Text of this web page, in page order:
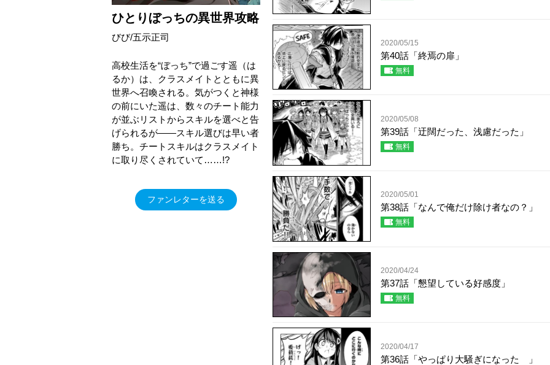
ひとりぼっちの異世界攻略
びび/五示正司
高校生活を“ぼっち”で過ごす遥（は
るか）は、クラスメイトとともに異
世界へ召喚される。気がつくと神様
の前にいた遥は、数々のチート能力
が並ぶリストからスキルを選べと告
げられるが――スキル選びは早い者
勝ち。チートスキルはクラスメイト
に取り尽くされていて……!?
ファンレターを送る
2020/05/15
第40話「終焉の扉」
無料
2020/05/08
第39話「迂闊だった、浅慮だった」
無料
2020/05/01
第38話「なんで俺だけ除け者なの？」
無料
2020/04/24
第37話「懇望している好感度」
無料
2020/04/17
第36話「やっぱり大騒ぎになった 」